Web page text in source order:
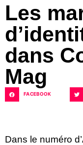
Les
dans
Mag
FACEBOOK
Dans le numéro